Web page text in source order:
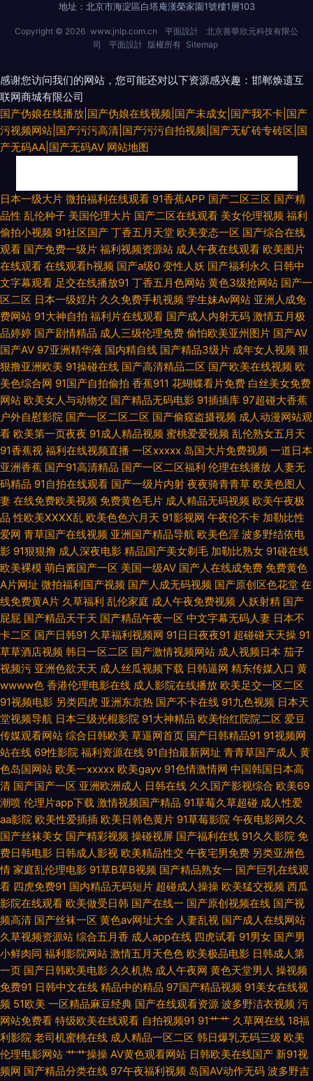
地址：北京市海淀區白塔庵漢榮家園1號樓1層103
Copyright © 2026 www.jnlp.com.cn 平面設計
北京善華欣元科技有限公
司
平面設計 版權所有 Sitemap
感谢您访问我们的网站，您可能还对以下资源感兴趣：邯郸焕遗互
联网商城有限公司
国产伪娘在线播放|国产伪娘在线视频|国产未成女|国产我不卡|国产
污视频网站|国产污污高清|国产污污自拍视频|国产无矿砖专砖区|国
产无码AA|国产无码AV 网站地图
频导航 免费在线观看色色网站 青青草原综合网 五月花电影av 影音先锋资源
乱 91婷婷西瓜 亚洲欧洲成人在线 久久不卡网站 一本道色导航 91超碰 97热
久久 传媒在线入口免费 激情小说亚洲视频网站 深爱激情海角社区 午夜福利
导航网 狠狠美乳插 欧美日韩成人国产 日韩性爱全网址 污污色色的视频在线
看 91不用下载 91精选足胶黄色视频 91免费在线观看网站 91网页免费在线观
看 五月婷婷激情网 先锋影音资源玖玖AV 在线观看片a不卡 91换妻 91免费在
线看 91丝袜拍拍 91香蕉视频亚洲最新 av在线不卡影院 AV无码波多野 95超
碰人人爱 东方avsss 丁香网五月 国内肏屄在线 极品影院 国产一卡二卡成人
内射无码高清 91抖音在线观看 欧日韩成人在线视频 午夜福利电影一区二区
午夜少妇成人导航 51福利视频 91N在线视频 91大神日韩无码 91传媒体 91n
激情 在线加勒比av 色综合欧美 av在线资源电影 91a视频在线 91精品熟妇视
频 91新人xh98hx新作 91超碰资源总站 91小仙女思妍 91网站草 AV加勒日欧
www页网页在线观看 狠狠草网站 黄色二级特片 狠狠撸综合 久草在线资源
蜜桃网A片免费看 欧洲香蕉av电影 人妻黄址 色九九中文综合 日韩亚色五码
亚洲色图90p 91av青青青 91国产白丝 91黄色操逼网站 91国产原创大香蕉
91视频9999 91小视频在线观看 91网址导航 Av午夜蜜桃传媒软件 国产视频
99 韩国福利一区二区 精品婷婷香蕉久久网 久久国产熟女精品 日本成人在线
观看一区 天堂色淫v网站 五月婷婷六月花 亚洲国产精品黄色 91草逼视频网
91精东黄色 91最新发布 爱草超碰人人网 国产精久久 久久草视频福利 久久青
青草操比较换 免费18 欧美性生活BB片 先锋在线资源网 最新高清无码专区
91福利啪 91福利论坛在线观看 92超碰自拍 www超碰蜜桃 福利人妻导航 九
九久久国产精品 日韩视频一类 91磁力 老牛五月天色 男人的天堂性爱图 91麻
豆蜜桃草莓社区 91大神合集在线 女同扣逼 91熟妇 人妻美女系列视频 avav
福利 国产精品婷婷久久 九一传媒 久久国产秒 色婷婷原网址 东方av黄色免费
91大香蕉精东麻豆 尤物无码免费观看 亚洲国产艹艹网站 亚洲色第一页 加勒
日本一级大片 微拍福利在线观看 91香蕉APP 国产二区三区 国产精
品性 乱伦种子 美国伦理大片 国产二区在线观看 美女伦理视频 福利
偷拍小视频 91社区国产 丁香五月天堂 欧美变态一区 国产综合在线
观看 国产免费一级片 福利视频资源站 成人午夜在线观看 欧美图片
在线观看 在线观看h视频 国产a级0 变性人妖 国产福利永久 日韩中
文字幕观看 足交在线播放91 丁香五月色网站 黄色3级抢网站 国产一
区二区 日本一级婬片 久久免费手机视频 学生妹Av网站 亚洲人成免
费网站 91大神自拍 福利片在线观看 国产成人内射无码 激情五月极
品婷婷 国产剧情精品 成人三级伦理免费 偷怕欧美亚州图片 国产AV
国产AV 97亚洲精华液 国内精自线 国产精品3级片 成年女人视频 狠
狠撸亚洲欧美 91操碰在线 国产高清精品二区 国产欧美在线视频 欧
美色综合网 91国产自拍偷拍 香蕉911 花蝴蝶看片免费 白丝美女免费
网站 欧美女人与动物交 国产精品无码电影 91插插库 97超碰大香蕉
户外自慰影院 国产一区二区二区 国产偷窥盗摄视频 成人动漫网站观
看 欧美第一页夜夜 91成人精品视频 蜜桃爱爱视频 乱伦熟女五月天
91香蕉视 福利在线视频直播 一区xxxxx 岛国大片免费视频 一道日本
亚洲香蕉 国产91高清精品 国产一区二区福利 伦理在线播放 人妻无
码精品 91自拍在线观看 国产一级片内射 夜夜骑青青草 欧美色图人
妻 在线免费欧美视频 免费黄色毛片 成人精品无码视频 欧美午夜极
品 性欧美ⅩⅩⅩⅩ乱 欧美色色六月天 91影视网 午夜伦不卡 加勒比性
爱网 青草国产在线视频 亚洲国产精品导航 欧美色淫 波多野结依电
影 91狠狠撸 成人深夜电影 精品国产美女剃毛 加勒比熟女 91碰在线
欧美裸模 萌白酱国产一区 美国一级AV 国产人在线成免费 免费黄色
A片网址 微拍福利国产视频 国产人成无码视频 国产原创区色花堂 在
线免费黄A片 久草福利 乱伦家庭 成人午夜免费视频 人妖射精 国产
屁屁 国产精品天干天 国产精品午夜一区 中文字幕无码人妻 日本不
卡二区 国产日韩91 久草福利视频网 91日日夜夜91 超碰碰天天操 91
草草酒店视频 韩日一区二区 国产激情视频网站 成人视频日本 茄子
视频污 亚洲色欲天天 成人丝瓜视频下载 日韩逼网 精东传媒入口 黄
wwww色 香港伦理电影在线 成人影院在线播放 欧美足交一区二区
91视频电影 另类四虎 亚洲东京热 国产不卡在线 91九色视频 日本天
堂视频导航 日本三级光棍影院 91大神精品 欧美怡红院院二区 爱豆
传媒观看网站 综合日韩欧美 草逼网首页 国产日韩精品91 91视频网
站在线 69性影院 福利资源在线 91自拍最新网址 青青草国产成人 黄
色岛国网站 欧美一xxxxx 欧美gayv 91色情激情网 中国韩国日本高
清 国产国产一区 亚洲欧洲成人 日韩在线 久久国产影视综合 欧美69
潮喷 伦理片app下载 激情视频国产精品 91草莓久草超碰 成人性爱
aa影院 欧美性爱插插 欧美日韩色黄片 91草莓影院 午夜电影网久久
国产丝袜美女 国产精彩视频 操碰视屏 国产福利在线 91久久影院 免
费日韩电影 日韩成人影视 欧美精品性交 午夜宅男免费 另类亚洲色
情 家庭乱伦理电影 91草B草B视频 国产精品熟女一 国产巨乳在线观
看 四虎免费91 国内精品无码短片 超碰成人操操 欧美猛交视频 西瓜
影院在线观看 欧美做受日韩 国产在线一 国产原创视频在线 国产视
频高清 国产丝袜一区 黄色av网址大全 人妻乱视 国产成人在线网站
久草视频资源站 综合五月香 成人app在线 四虎试看 91男女 国产男
小鲜肉同 福利影院网站 激情五月天色色 欧美极品电影 日韩成人第
一页 国产日韩欧美电影 久久机热 成人午夜网 黄色天堂男人 操视频
免费91 日韩中文在线 精品中的精品 97国产精品视频 91美女在线视
频 51欧美 一区精品麻豆经典 国产在线观看资源 波多野洁衣视频 污
网站免费看 特级欧美在线观看 自拍视频91 91艹艹 久草网在线 18福
利影院 老司机蜜桃在线 成人精品一区二区 韩日爆乳无码三级 欧美
伦理电影网站 艹艹操操 AV黄色观看网站 日韩欧美在线国产 新91视
频网 国产精品分类在线 97午夜福利视频 岛国AV动作无码 波多野吉